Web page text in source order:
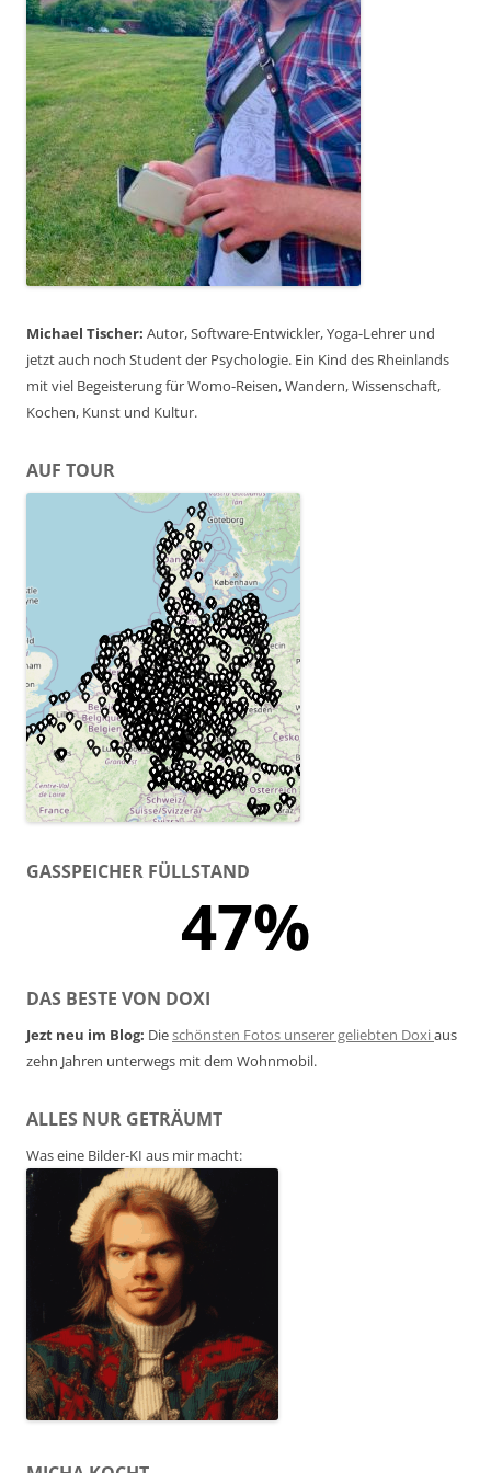
Michael Tischer: Autor, Software-Entwickler, Yoga-Lehrer und
jetzt auch noch Student der Psychologie. Ein Kind des Rheinlands
mit viel Begeisterung für Womo-Reisen, Wandern, Wissenschaft,
Kochen, Kunst und Kultur.
AUF TOUR
GASSPEICHER FÜLLSTAND
47%
DAS BESTE VON DOXI
Jezt neu im Blog: Dieschönsten Fotos unserer geliebten Doxiaus
zehn Jahren unterwegs mit dem Wohnmobil.
ALLES NUR GETRÄUMT
Was eine Bilder-KI aus mir macht: